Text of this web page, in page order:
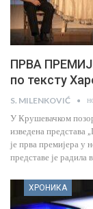
ПРВА
по тексту
S. MILENKOVIĆ
У Крушевачком
изведена представа
је прва премијера у
представе је
ХРОНИКА